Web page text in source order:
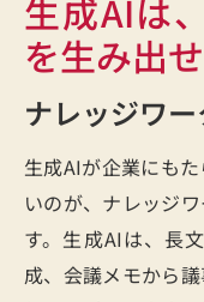
生成AIは
を生み出
ナレッジワ
生成AIが企業にも
いのが、ナレッジ
す。生成AIは、長
成、会議メモから